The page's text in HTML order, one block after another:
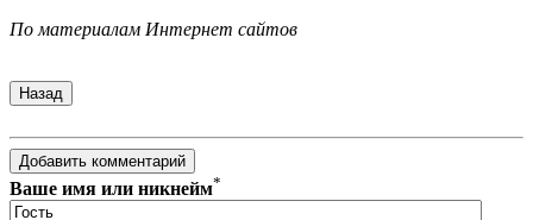
По материалам Интернет сайтов
Ваше имя или никнейм*